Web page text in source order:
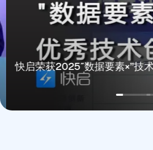
快启荣获2025″数据要素×”技术